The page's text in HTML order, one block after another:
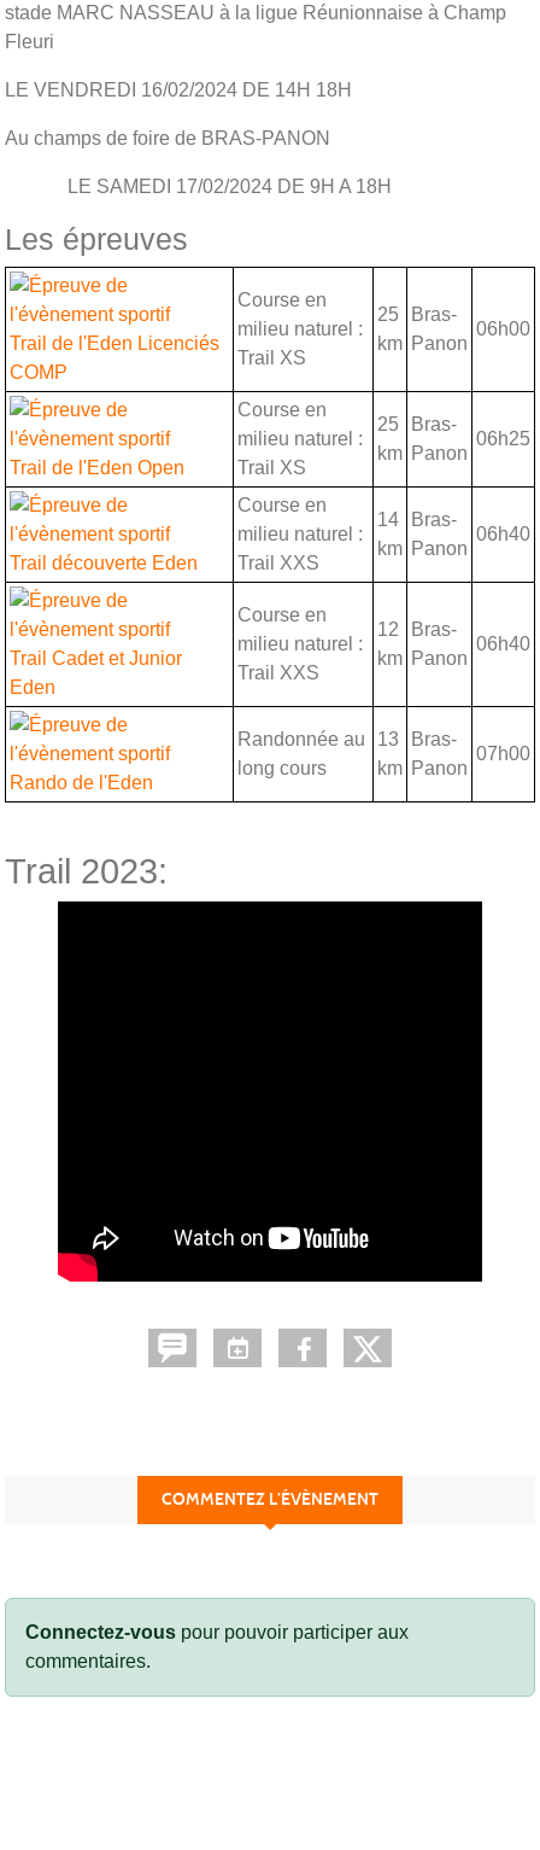
stade MARC NASSEAU à la ligue Réunionnaise à Champ
Fleuri
LE VENDREDI 16/02/2024 DE 14H 18H
Au champs de foire de BRAS-PANON
LE SAMEDI 17/02/2024 DE 9H A 18H
Les épreuves
Trail de l'Eden Licenciés
COMP
Course en
milieu naturel :
Trail XS
25
km
Bras-
Panon
06h00
Trail de l'Eden Open
Course en
milieu naturel :
Trail XS
25
km
Bras-
Panon
06h25
Trail découverte Eden
Course en
milieu naturel :
Trail XXS
14
km
Bras-
Panon
06h40
Trail Cadet et Junior
Eden
Course en
milieu naturel :
Trail XXS
12
km
Bras-
Panon
06h40
Rando de l'Eden
Randonnée au
long cours
13
km
Bras-
Panon
07h00
Trail 2023:
COMMENTEZ L’ÉVÈNEMENT
Connectez-vous pour pouvoir participer aux
commentaires.